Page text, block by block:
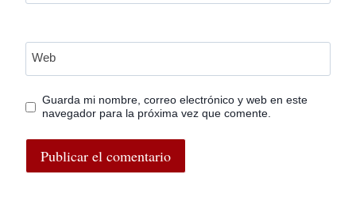
Web
Guarda mi nombre, correo electrónico y web en este
navegador para la próxima vez que comente.